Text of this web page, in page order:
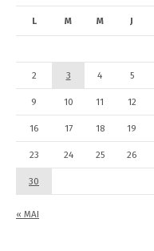
e
L M M J
« MAI
2 3 4 5
9 10 11 12
16 17 18 19
23 24 25 26
30